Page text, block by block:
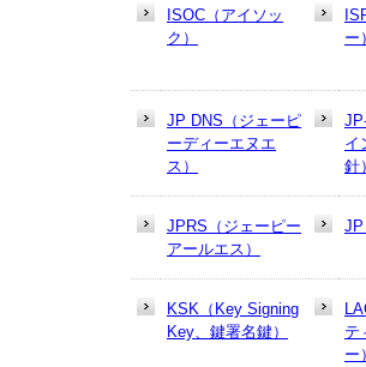
ISOC（アイソッ
ク）
ー
JP DNS（ジェーピ
ーディーエヌエ
ス）
イ
針
JPRS（ジェーピー
アールエス）
JP
KSK（Key Signing
Key、鍵署名鍵）
テ
ー